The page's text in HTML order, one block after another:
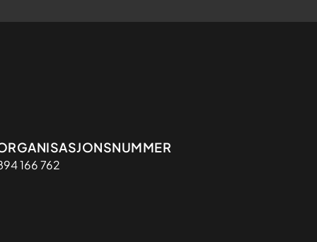
166 762